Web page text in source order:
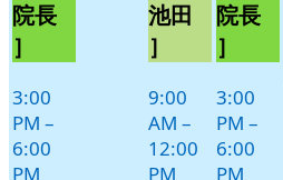
院長
］
3:00
PM –
6:00
PM
池田
］
9:00
AM –
12:00
PM
院長
］
3:00
PM –
6:00
PM